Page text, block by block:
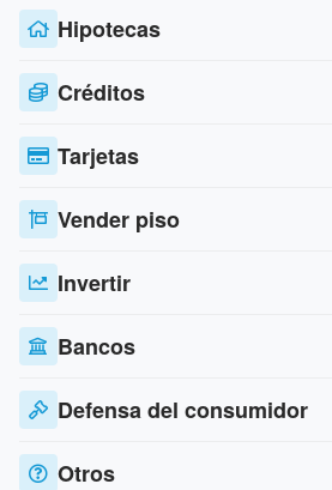
Hipotecas
Créditos
Tarjetas
Vender piso
Invertir
Bancos
Defensa del consumidor
Otros